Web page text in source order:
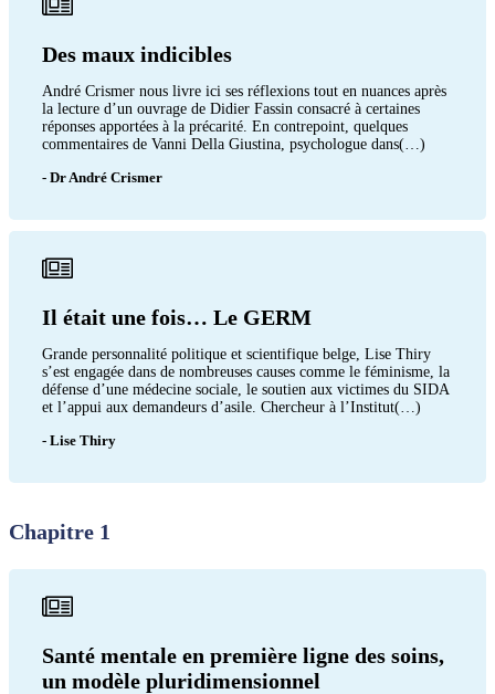
Des maux indicibles
André Crismer nous livre ici ses réflexions tout en nuances après
la lecture d’un ouvrage de Didier Fassin consacré à certaines
réponses apportées à la précarité. En contrepoint, quelques
commentaires de Vanni Della Giustina, psychologue dans(…)
- Dr André Crismer
Il était une fois… Le GERM
Grande personnalité politique et scientifique belge, Lise Thiry
s’est engagée dans de nombreuses causes comme le féminisme, la
défense d’une médecine sociale, le soutien aux victimes du SIDA
et l’appui aux demandeurs d’asile. Chercheur à l’Institut(…)
- Lise Thiry
Chapitre 1
Santé mentale en première ligne des soins,
un modèle pluridimensionnel